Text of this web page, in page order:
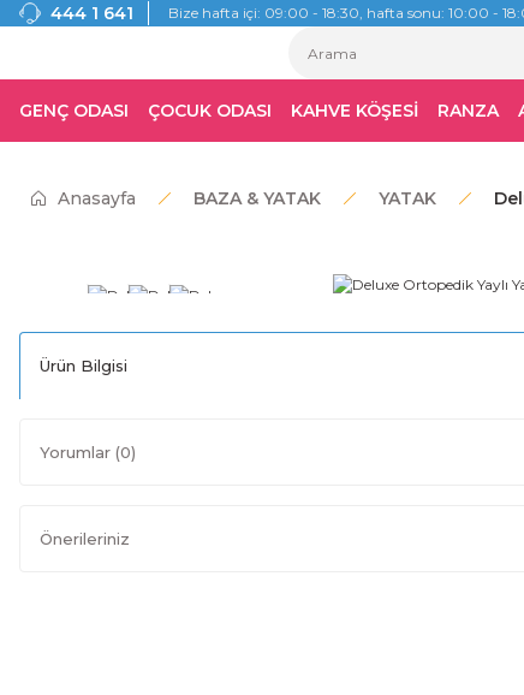
444 1 641 Bize hafta içi: 09:00 - 18:30, hafta sonu: 10:00 -
GENÇ ODASI ÇOCUK ODASI KAHVE KÖŞESİ RANZA
Anasayfa BAZA & YATAK YATAK
Ürün Bilgisi
Yorumlar (0)
Önerileriniz